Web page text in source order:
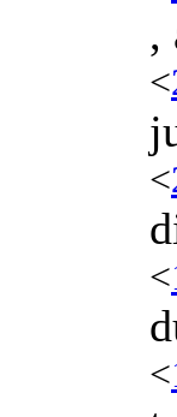
,
<
<
<
<